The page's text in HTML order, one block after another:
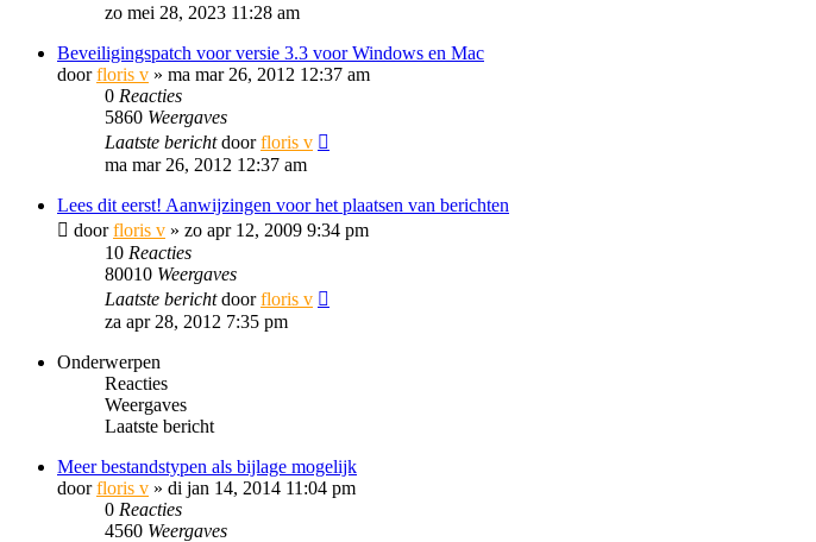
zo mei 28, 2023 11:28 am
Beveiligingspatch voor versie 3.3 voor Windows en Mac
doorfloris v » ma mar 26, 2012 12:37 am
0 Reacties
5860 Weergaves
Laatste berichtdoorfloris v
ma mar 26, 2012 12:37 am
Lees dit eerst! Aanwijzingen voor het plaatsen van berichten
doorfloris v » zo apr 12, 2009 9:34 pm
10 Reacties
80010 Weergaves
Laatste berichtdoorfloris v
za apr 28, 2012 7:35 pm
Onderwerpen
Reacties
Weergaves
Laatste bericht
Meer bestandstypen als bijlage mogelijk
doorfloris v » di jan 14, 2014 11:04 pm
0 Reacties
4560 Weergaves